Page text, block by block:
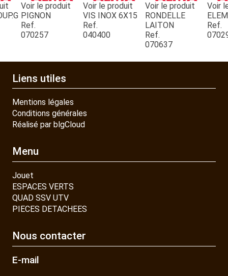
PIECES DETACHEES
Voir le produit
PIGNON
Ref.
070257
Voir le produit
VIS INOX 6X15
Ref.
040400
Voir le produit
RONDELLE
LAITON
Ref.
070637
Voir
Ref.
Liens utiles
Mentions légales
Conditions générales
Réalisé par blgCloud
Menu
Jouet
ESPACES VERTS
QUAD SSV UTV
PIECES DETACHEES
Nous contacter
E-mail